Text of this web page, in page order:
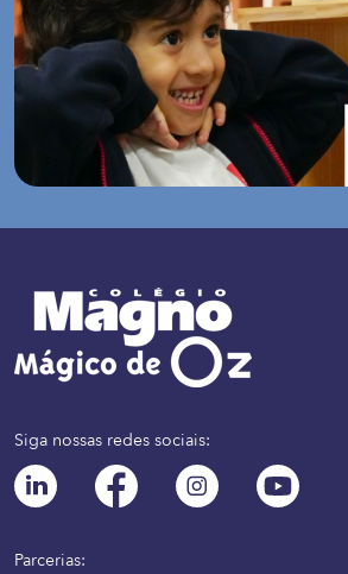
Siga nossas redes sociais:
Parcerias: